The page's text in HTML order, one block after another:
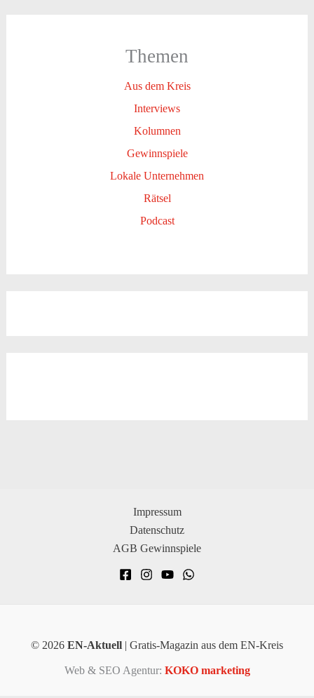
Themen
Aus dem Kreis
Interviews
Kolumnen
Gewinnspiele
Lokale Unternehmen
Rätsel
Podcast
Impressum
Datenschutz
AGB Gewinnspiele
© 2026 EN-Aktuell | Gratis-Magazin aus dem EN-Kreis
Web & SEO Agentur: KOKO marketing